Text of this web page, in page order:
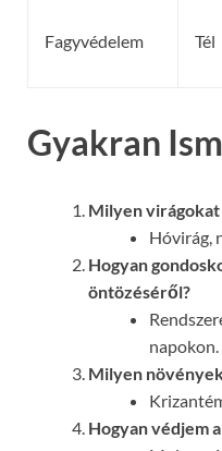
Fagyvédelem Tél
Gyakran
Milyen virágokat
Hóvirág,
Hogyan
öntözéséről?
napokon.
Milyen
Hogyan védjem